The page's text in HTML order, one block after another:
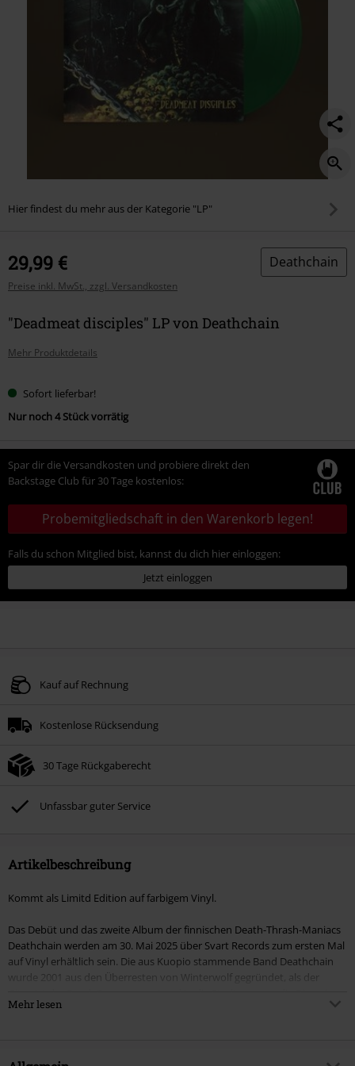
Hier findest du mehr aus der Kategorie "LP"
29,99 €
Preise inkl. MwSt., zzgl. Versandkosten
Deathchain
"Deadmeat disciples" LP von Deathchain
Mehr Produktdetails
Sofort lieferbar!
Nur noch 4 Stück vorrätig
Spar dir die Versandkosten und probiere direkt den
Backstage Club für 30 Tage kostenlos:
Probemitgliedschaft in den Warenkorb legen!
Falls du schon Mitglied bist, kannst du dich hier einloggen:
Jetzt einloggen
Kauf auf Rechnung
Kostenlose Rücksendung
30 Tage Rückgaberecht
Unfassbar guter Service
Artikelbeschreibung
Kommt als Limitd Edition auf farbigem Vinyl.
Das Debüt und das zweite Album der finnischen Death-Thrash-Maniacs
Deathchain werden am 30. Mai 2025 über Svart Records zum ersten Mal
auf Vinyl erhältlich sein. Die aus Kuopio stammende Band Deathchain
wurde 2001 aus den Überresten von Winterwolf gegründet, als der
Rollen zu bringen, und sie setzen ihren illustren und wilden Weg des
Mehr lesen